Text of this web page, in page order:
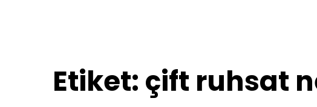
Etiket: çift ruhsat